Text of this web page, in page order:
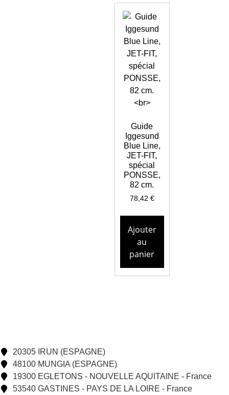
Guide
Iggesund
Blue Line,
JET-FIT,
spécial
PONSSE,
82 cm.
78,42 €
Ajouter
au
panier
20305 IRUN (ESPAGNE)
48100 MUNGIA (ESPAGNE)
19300 EGLETONS - NOUVELLE AQUITAINE - France
53540 GASTINES - PAYS DE LA LOIRE - France